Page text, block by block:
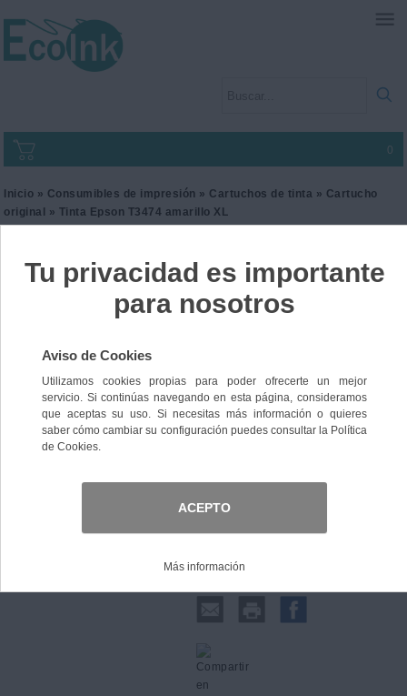
0
Inicio » Consumibles de impresión » Cartuchos de tinta » Cartucho
original
» Tinta Epson T3474 amarillo XL
Tinta Epson T3474 amarillo
Ref. C13T347440
Compartir: